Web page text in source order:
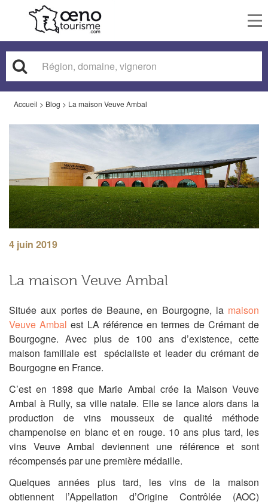
Accueil > Blog > La maison Veuve Ambal
4 juin 2019
La maison Veuve Ambal
Située aux portes de Beaune, en Bourgogne, la maison
Veuve Ambal est LA référence en termes de Crémant de
Bourgogne. Avec plus de 100 ans d’existence, cette
maison familiale est spécialiste et leader du crémant de
Bourgogne en France.
C’est en 1898 que Marie Ambal crée la Maison Veuve
Ambal à Rully, sa ville natale. Elle se lance alors dans la
production de vins mousseux de qualité méthode
champenoise en blanc et en rouge. 10 ans plus tard, les
vins Veuve Ambal deviennent une référence et sont
récompensés par une première médaille.
Quelques années plus tard, les vins de la maison
obtiennent l’Appellation d’Origine Contrôlée (AOC)